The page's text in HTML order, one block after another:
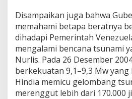
u
n
g
k
w
a
M
e
Disampaikan juga bahwa
memahami betapa beratnya
dihadapi Pemerintah
mengalami bencana tsunami
Nurlis. Pada 26 Desember
berkekuatan 9,1–9,3 Mw
Hindia memicu gelombang
merenggut lebih dari 170.000